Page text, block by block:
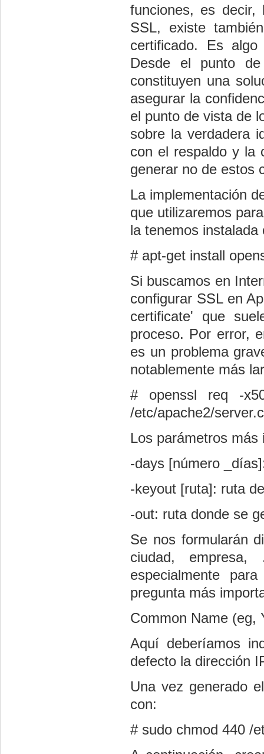
funciones, es decir,
SSL, existe
certificado. Es
Desde el punto de
constituyen una
asegurar la
el punto de vista de
sobre la verdadera
con el respaldo y la
generar no de estos
La implementación
que utilizaremos
la tenemos instalada
# apt-get install
Si buscamos en
configurar SSL en
certificate' que
proceso. Por error,
es un problema
notablemente más
# openssl req -
/etc/apache2/
Los parámetros
-days [número
-keyout [ruta]: ruta
-out: ruta donde se
Se nos formularán
ciudad,
especialmente
pregunta más
Common Name (eg,
Aquí deberíamos
defecto la dirección
Una vez generado
con:
# sudo chmod 440 /